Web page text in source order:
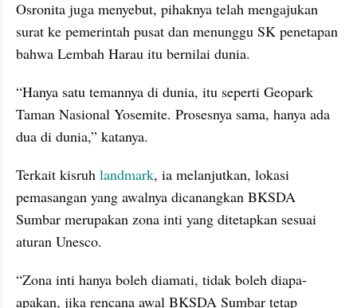
Osronita juga menyebut, pihaknya telah mengajukan
surat ke pemerintah pusat dan menunggu SK penetapan
bahwa Lembah Harau itu bernilai dunia.
“Hanya satu temannya di dunia, itu seperti Geopark
Taman Nasional Yosemite. Prosesnya sama, hanya ada
dua di dunia,” katanya.
Terkait kisruh landmark, ia melanjutkan, lokasi
pemasangan yang awalnya dicanangkan BKSDA
Sumbar merupakan zona inti yang ditetapkan sesuai
aturan Unesco.
“Zona inti hanya boleh diamati, tidak boleh diapa-
apakan, jika rencana awal BKSDA Sumbar tetap